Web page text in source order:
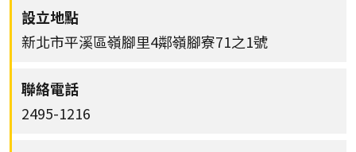
新北市平溪區嶺腳里4鄰嶺腳寮71之1號
2495-1216